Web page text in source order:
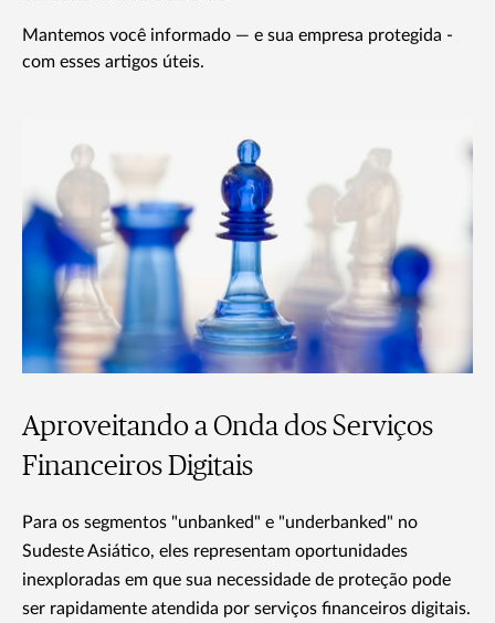
Mantemos você informado — e sua empresa protegida -
com esses artigos úteis.
Aproveitando a Onda dos Serviços
Financeiros Digitais
Para os segmentos "unbanked" e "underbanked" no
Sudeste Asiático, eles representam oportunidades
inexploradas em que sua necessidade de proteção pode
ser rapidamente atendida por serviços financeiros digitais.